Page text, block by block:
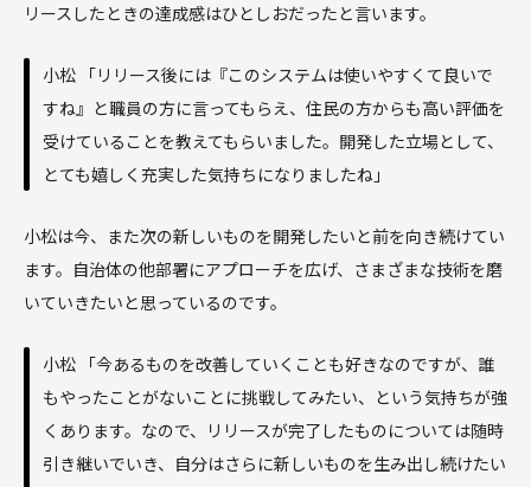
リースしたときの達成感はひとしおだったと言います。
小松 「リリース後には『このシステムは使いやすくて良いで
すね』と職員の方に言ってもらえ、住民の方からも高い評価を
受けていることを教えてもらいました。開発した立場として、
とても嬉しく充実した気持ちになりましたね」
小松は今、また次の新しいものを開発したいと前を向き続けてい
ます。自治体の他部署にアプローチを広げ、さまざまな技術を磨
いていきたいと思っているのです。
小松 「今あるものを改善していくことも好きなのですが、誰
もやったことがないことに挑戦してみたい、という気持ちが強
くあります。なので、リリースが完了したものについては随時
引き継いでいき、自分はさらに新しいものを生み出し続けたい